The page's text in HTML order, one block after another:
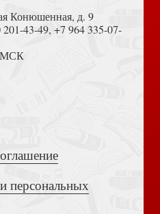
кельтов. Коллекционное
(Тихоний Африканский)
и правда России (2024)
Конюшенная, д. 9
201-43-49, +7 964 335-07-
МСК
персональных